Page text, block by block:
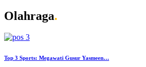
Olahraga.
Top 3 Sports: Megawati Gusur Yasmeen…